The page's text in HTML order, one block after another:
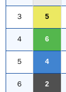
３ 5
４ 6
５ 4
６ 2